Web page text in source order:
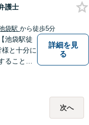
護士
袋駅 から徒歩5分
池袋駅徒
と十分に
ることを
ご相談下
詳細を見
る
次へ